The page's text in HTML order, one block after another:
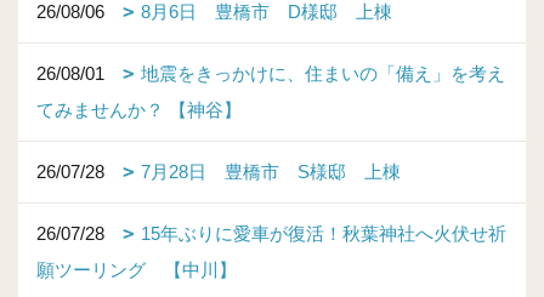
26/08/06 8月6日 豊橋市 D様邸 上棟
26/08/01
地震をきっかけに、住まいの「備え」を考え
てみませんか？ 【神谷】
26/07/28 7月28日 豊橋市 S様邸 上棟
26/07/28
15年ぶりに愛車が復活！秋葉神社へ火伏せ祈
願ツーリング 【中川】